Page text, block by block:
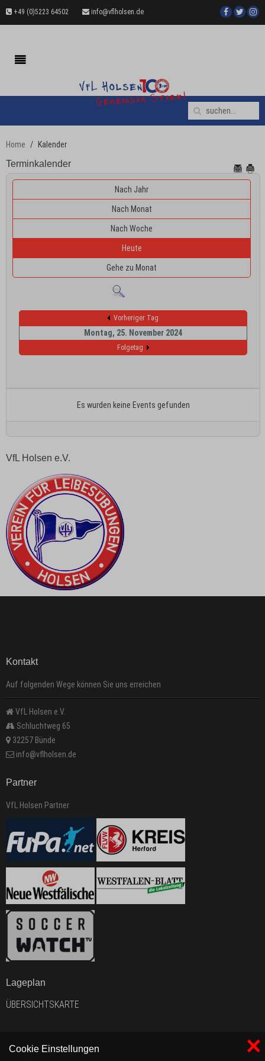
+49 (0)5223 64502 info@vflholsen.de
×
Cookie Einstellungen
Home Kalender
Terminkalender
Nach Jahr
Nach Monat
Nach Woche
Heute
Gehe zu Monat
Vorheriger Tag
Montag, 25. November 2024
Folgetag
Es wurden keine Events gefunden
VfL Holsen e.V.
Kontakt
Auf folgenden Wege können Sie uns erreichen
VfL Holsen e.V.
Schluchtweg 65
32257 Bünde
info@vflholsen.de
Partner
VfL Holsen Partner
Lageplan
ÜBERSICHTSKARTE